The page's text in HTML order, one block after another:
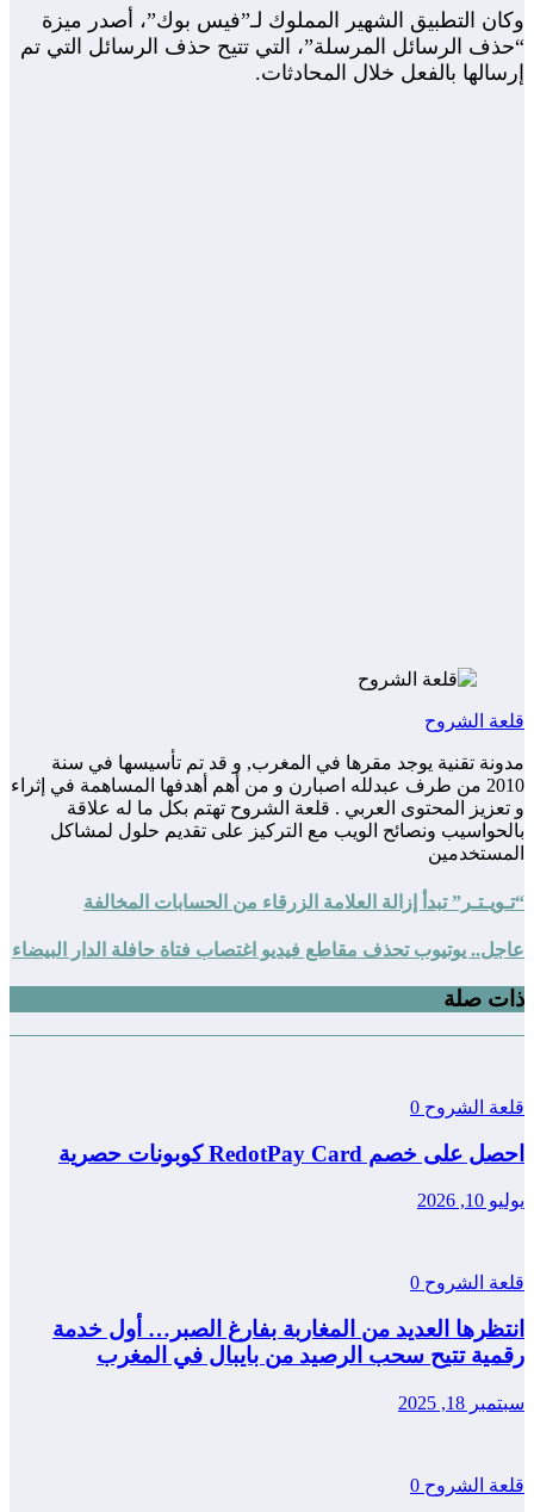
وكان التطبيق الشهير المملوك لـ”فيس بوك”، أصدر ميزة
“حذف الرسائل المرسلة”، التي تتيح حذف الرسائل التي تم
إرسالها بالفعل خلال المحادثات.
قلعة الشروح
مدونة تقنية يوجد مقرها في المغرب, و قد تم تأسيسها في سنة
2010 من طرف عبدلله اصبارن و من أهم أهدفها المساهمة في إثراء
و تعزيز المحتوى العربي . قلعة الشروح تهتم بكل ما له علاقة
بالحواسيب ونصائح الويب مع التركيز على تقديم حلول لمشاكل
المستخدمين
“تـويـتـر” تبدأ إزالة العلامة الزرقاء من الحسابات المخالفة
عاجل.. يوتيوب تحذف مقاطع فيديو اغتصاب فتاة حافلة الدار البيضاء
ذات صلة
قلعة الشروح0
احصل على خصم RedotPay Card كوبونات حصرية
يوليو 10, 2026
قلعة الشروح0
انتظرها العديد من المغاربة بفارغ الصبر… أول خدمة
رقمية تتيح سحب الرصيد من بايبال في المغرب
سبتمبر 18, 2025
قلعة الشروح0